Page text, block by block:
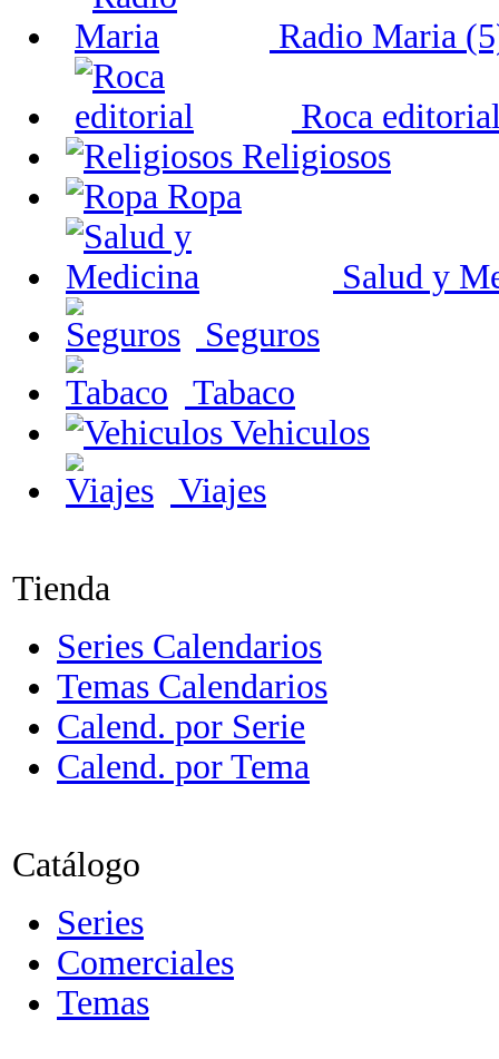
Radio Maria
Roca
Religiosos
Ropa
Salud y
Seguros
Tabaco
Vehiculos
Viajes
Tienda
Series Calendarios
Temas Calendarios
Calend. por Serie
Calend. por Tema
Catálogo
Series
Comerciales
Temas